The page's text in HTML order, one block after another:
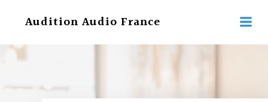
au
Audition Audio France